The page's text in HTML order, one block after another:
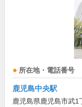
所在地・電話番号
鹿児島中央駅
鹿児島県鹿児島市武1